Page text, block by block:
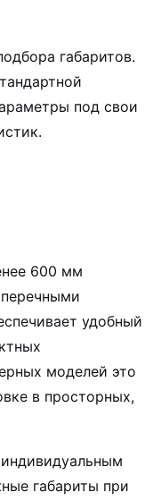
габаритов.
под свои
600 мм
удобный
моделей это
в просторных,
габариты при